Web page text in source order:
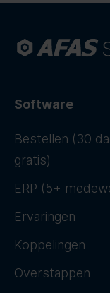
Software
Bestellen (30
gratis)
ERP (5+
Ervaringen
Koppelingen
Overstappen